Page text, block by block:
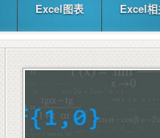
Excel图表 Excel相